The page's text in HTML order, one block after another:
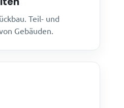
Teil- und
Gebäuden.